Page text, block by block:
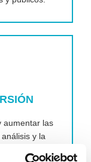
aumentar las
y la